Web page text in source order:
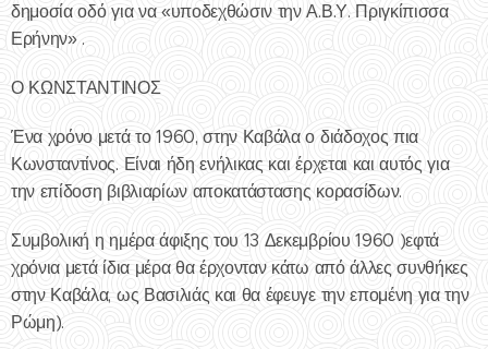
δημοσία οδό για να «υποδεχθώσιν την Α.Β.Υ. Πριγκίπισσα
Ερήνην» .
Ο ΚΩΝΣΤΑΝΤΙΝΟΣ
Ένα χρόνο μετά το 1960, στην Καβάλα ο διάδοχος πια
Κωνσταντίνος. Είναι ήδη ενήλικας και έρχεται και αυτός για
την επίδοση βιβλιαρίων αποκατάστασης κορασίδων.
Συμβολική η ημέρα άφιξης του 13 Δεκεμβρίου 1960 )εφτά
χρόνια μετά ίδια μέρα θα έρχονταν κάτω από άλλες συνθήκες
στην Καβάλα, ως Βασιλιάς και θα έφευγε την επομένη για την
Ρώμη).